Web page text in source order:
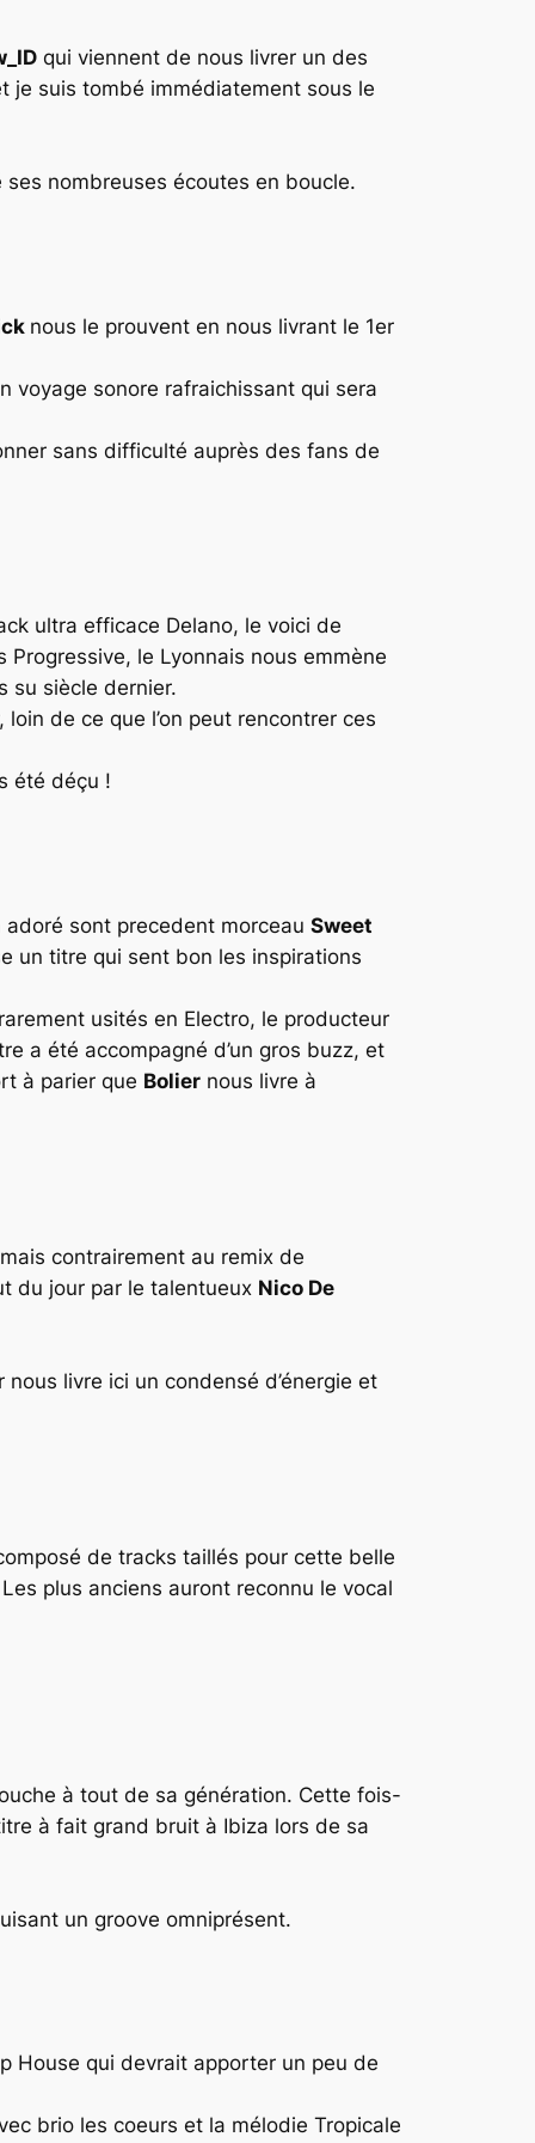
qui viennent de nous livrer un des
je suis tombé immédiatement sous le
ses nombreuses écoutes en boucle.
nous le prouvent en nous livrant le 1er
voyage sonore rafraichissant qui sera
sans difficulté auprès des fans de
ultra efficace Delano, le voici de
Progressive, le Lyonnais nous emmène
su siècle dernier.
de ce que l’on peut rencontrer ces
été déçu !
adoré sont precedent morceau Sweet
un titre qui sent bon les inspirations
usités en Electro, le producteur
a été accompagné d’un gros buzz, et
à parier que Bolier nous livre à
contrairement au remix de
du jour par le talentueux Nico De
livre ici un condensé d’énergie et
de tracks taillés pour cette belle
plus anciens auront reconnu le vocal
à tout de sa génération. Cette fois-
à fait grand bruit à Ibiza lors de sa
un groove omniprésent.
House qui devrait apporter un peu de
brio les coeurs et la mélodie Tropicale